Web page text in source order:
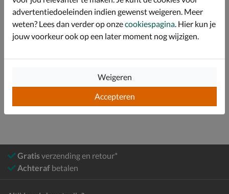
Specificaties
Over Sendra
Bekijk meer
Laarzen
Gratisverzending en retour*
Achteraf betalen
advertentiedoeleinden indien gewenst weigeren. Meer
weten? Lees dan verder op onzecookiespagina . Hier kun je
jouw voorkeur ook op een later moment nog wijzigen.
Accepteren
Weigeren